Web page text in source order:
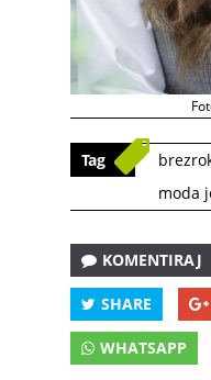
Tag
moda
KOMENTIRAJ
SHARE
WHATSAPP